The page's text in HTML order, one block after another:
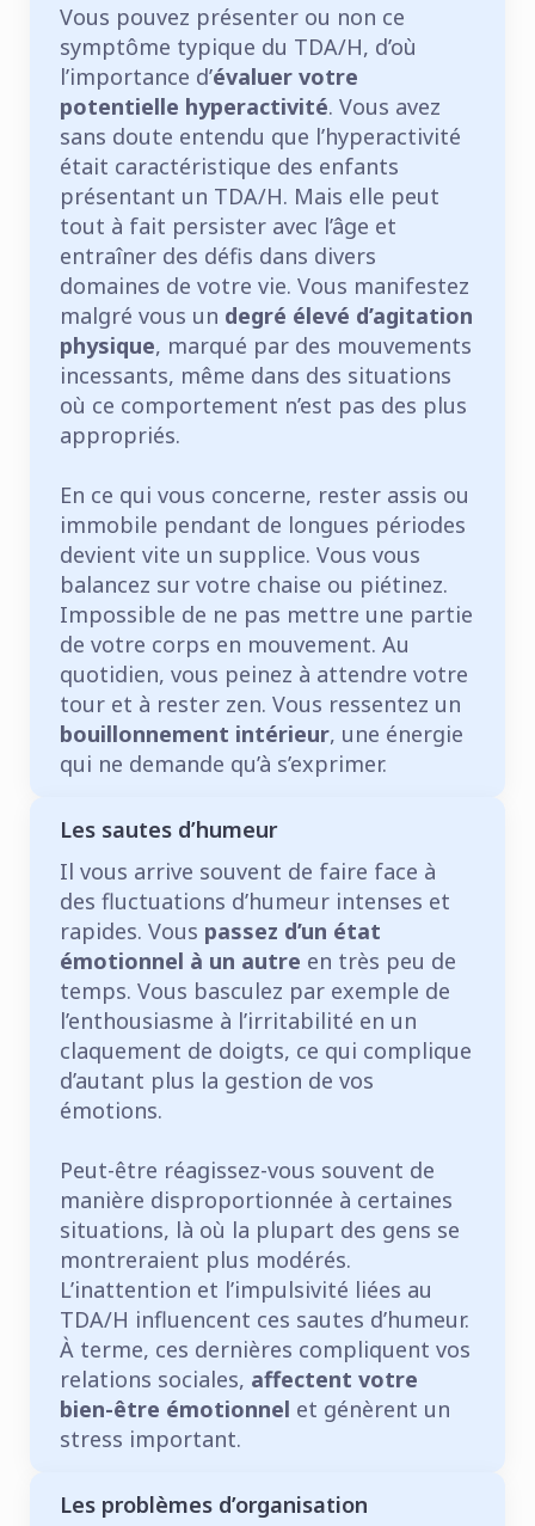
Vous pouvez présenter ou non ce
symptôme typique du TDA/H, d’où
l’importance d’évaluer votre
potentielle hyperactivité. Vous avez
sans doute entendu que l’hyperactivité
était caractéristique des enfants
présentant un TDA/H. Mais elle peut
tout à fait persister avec l’âge et
entraîner des défis dans divers
domaines de votre vie. Vous manifestez
malgré vous un degré élevé d’agitation
physique, marqué par des mouvements
incessants, même dans des situations
où ce comportement n’est pas des plus
appropriés.
En ce qui vous concerne, rester assis ou
immobile pendant de longues périodes
devient vite un supplice. Vous vous
balancez sur votre chaise ou piétinez.
Impossible de ne pas mettre une partie
de votre corps en mouvement. Au
quotidien, vous peinez à attendre votre
tour et à rester zen. Vous ressentez un
bouillonnement intérieur, une énergie
qui ne demande qu’à s’exprimer.
Les sautes d’humeur
Il vous arrive souvent de faire face à
des fluctuations d’humeur intenses et
rapides. Vous passez d’un état
émotionnel à un autre en très peu de
temps. Vous basculez par exemple de
l’enthousiasme à l’irritabilité en un
claquement de doigts, ce qui complique
d’autant plus la gestion de vos
émotions.
Peut-être réagissez-vous souvent de
manière disproportionnée à certaines
situations, là où la plupart des gens se
montreraient plus modérés.
L’inattention et l’impulsivité liées au
TDA/H influencent ces sautes d’humeur.
À terme, ces dernières compliquent vos
relations sociales, affectent votre
bien-être émotionnel et génèrent un
stress important.
Les problèmes d’organisation